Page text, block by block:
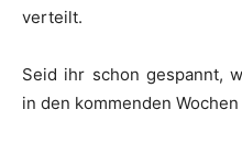
verteilt.
Seid ihr schon gespannt,
in den kommenden